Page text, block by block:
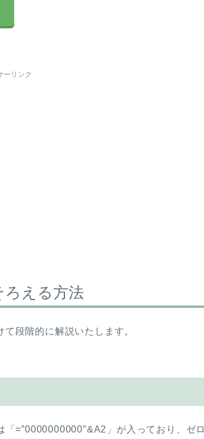
ーリンク
ろえる方法
段階的に解説いたします。
=”0000000000″&A2」が入っており、ゼロ